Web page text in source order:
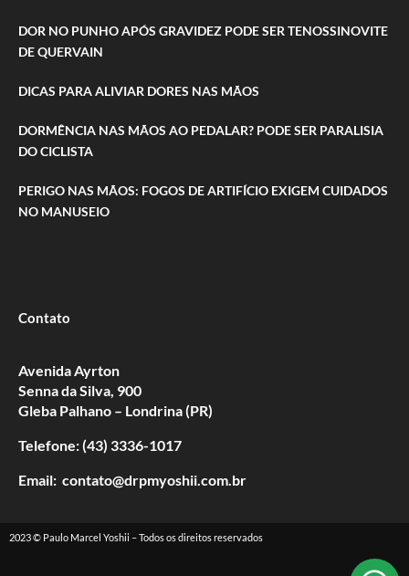
DOR NO PUNHO APÓS GRAVIDEZ PODE SER TENOSSINOVITE
DE QUERVAIN
DICAS PARA ALIVIAR DORES NAS MÃOS
DORMÊNCIA NAS MÃOS AO PEDALAR? PODE SER PARALISIA
DO CICLISTA
PERIGO NAS MÃOS: FOGOS DE ARTIFÍCIO EXIGEM CUIDADOS
NO MANUSEIO
Contato
Avenida Ayrton
Senna da Silva, 900
Gleba Palhano – Londrina (PR)
Telefone: (43) 3336-1017
Email: contato@drpmyoshii.com.br
2023 © Paulo Marcel Yoshii – Todos os direitos reservados